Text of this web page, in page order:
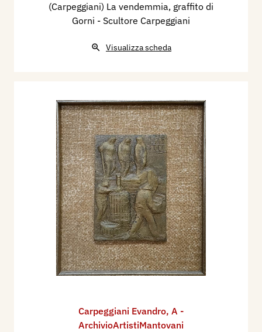
(Carpeggiani) La vendemmia, graffito di
Gorni - Scultore Carpeggiani
Visualizza scheda
Carpeggiani Evandro, A -
ArchivioArtistiMantovani